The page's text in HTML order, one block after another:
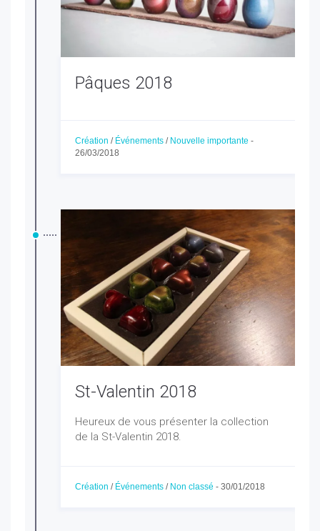
Pâques 2018
Création / Événements / Nouvelle importante -
26/03/2018
St-Valentin 2018
Heureux de vous présenter la collection
de la St-Valentin 2018.
Création / Événements / Non classé - 30/01/2018